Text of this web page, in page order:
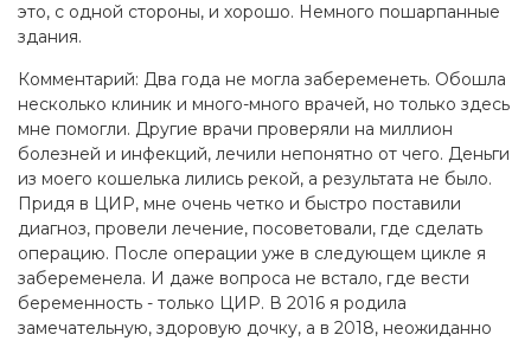
это, с одной стороны, и хорошо. Немного пошарпанные
здания.
Комментарий: Два года не могла забеременеть. Обошла
несколько клиник и много-много врачей, но только здесь
мне помогли. Другие врачи проверяли на миллион
болезней и инфекций, лечили непонятно от чего. Деньги
из моего кошелька лились рекой, а результата не было.
Придя в ЦИР, мне очень четко и быстро поставили
диагноз, провели лечение, посоветовали, где сделать
операцию. После операции уже в следующем цикле я
забеременела. И даже вопроса не встало, где вести
беременность - только ЦИР. В 2016 я родила
замечательную, здоровую дочку, а в 2018, неожиданно